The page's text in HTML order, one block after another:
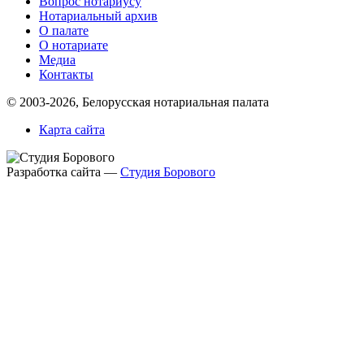
Нотариальный архив
О палате
О нотариате
Медиа
Контакты
© 2003-2026, Белорусская нотариальная палата
Карта сайта
Разработка сайта — Студия Борового